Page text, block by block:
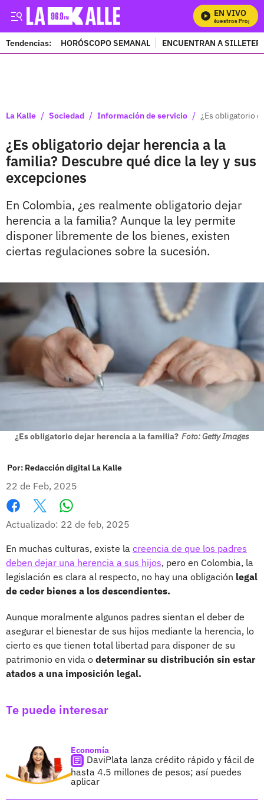
EN VIVO
Mira Todos Nuestros Programas
Tendencias: HORÓSCOPO SEMANAL ENCUENTRAN A
La Kalle / Sociedad / Información de servicio / ¿Es obligatorio
¿Es obligatorio dejar herencia a la
familia? Descubre qué dice la ley y sus
excepciones
En Colombia, ¿es realmente obligatorio dejar
herencia a la familia? Aunque la ley permite
disponer libremente de los bienes, existen
ciertas regulaciones sobre la sucesión.
¿Es obligatorio dejar herencia a la familia? Foto: Getty Images
Por: Redacción digital La Kalle
22 de Feb, 2025
Facebook
X
Actualizado: 22 de feb, 2025
En muchas culturas, existe la creencia de que los padres
deben dejar una herencia a sus hijos, pero en Colombia, la
legislación es clara al respecto, no hay una obligación legal
de ceder bienes a los descendientes.
Aunque moralmente algunos padres sientan el deber de
asegurar el bienestar de sus hijos mediante la herencia, lo
cierto es que tienen total libertad para disponer de su
patrimonio en vida o determinar su distribución sin estar
atados a una imposición legal.
Te puede interesar
Economía
DaviPlata lanza crédito rápido y fácil de
hasta 4.5 millones de pesos; así puedes
aplicar